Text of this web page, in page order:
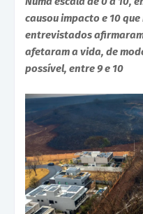
causou impacto e 10
entrevistados
afetaram a vida, de
possível, entre 9 e 10